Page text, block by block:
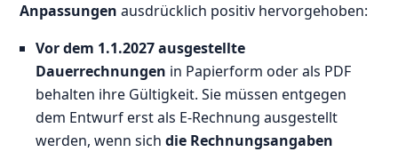
Anpassungen ausdrücklich positiv hervorgehoben:
Vor dem 1.1.2027 ausgestellte
Dauerrechnungen in Papierform oder als PDF
behalten ihre Gültigkeit. Sie müssen entgegen
dem Entwurf erst als E-Rechnung ausgestellt
werden, wenn sichdie Rechnungsangaben